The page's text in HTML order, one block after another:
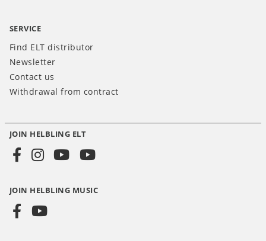
SERVICE
Find ELT distributor
Newsletter
Contact us
Withdrawal from contract
Social
INT
JOIN HELBLING ELT
JOIN HELBLING MUSIC